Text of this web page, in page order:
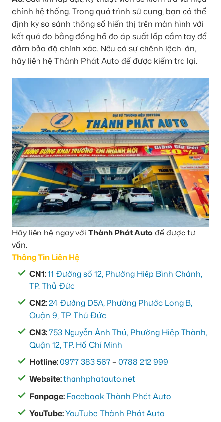
chỉnh hệ thống. Trong quá trình sử dụng, bạn có thể
định kỳ so sánh thông số hiển thị trên màn hình với
kết quả đo bằng đồng hồ đo áp suất lốp cầm tay để
đảm bảo độ chính xác. Nếu có sự chênh lệch lớn,
hãy liên hệ Thành Phát Auto để được kiểm tra lại.
Hãy liên hệ ngay với Thành Phát Auto để được tư
vấn.
Thông Tin Liên Hệ
CN1:11 Đường số 12, Phường Hiệp Bình Chánh,
TP. Thủ Đức
CN2:24 Đường D5A, Phường Phước Long B,
Quận 9, TP. Thủ Đức
CN3:753 Nguyễn Ảnh Thủ, Phường Hiệp Thành,
Quận 12, TP. Hồ Chí Minh
Hotline:0977 383 567 –0788 212 999
Website:thanhphatauto.net
Fanpage:Facebook Thành Phát Auto
YouTube:YouTube Thành Phát Auto